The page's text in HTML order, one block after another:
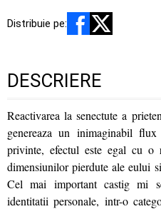
Distribuie pe:
DESCRIERE
Reactivarea la senectute a
genereaza un inimaginabil
privinte, efectul este egal cu o
dimensiunilor pierdute ale eului
Cel mai important castig mi
identitatii personale, intr-o